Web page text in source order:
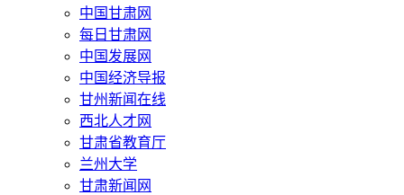
中国甘肃网
每日甘肃网
中国发展网
中国经济导报
甘州新闻在线
西北人才网
甘肃省教育厅
兰州大学
甘肃新闻网